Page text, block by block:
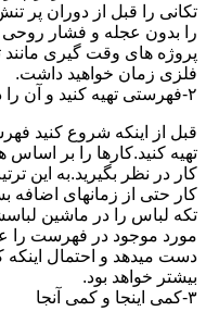
تکانی را قبل از دوران پر
را بدون عجله و فشار روحی
پروژه های وقت گیری مانند
فلزی زمان خواهید داشت.
۲-فهرستی تهیه کنید و آن را دو مرتبه چک کنید
قبل از اینکه شروع کنید
تهیه کنید.کارها را بر اساس
کار در نظر بگیرید.به این
کار حتی از زمانهای اضافه
تکه لباس را در ماشین
مورد موجود در فهرست را
دست میدهد و احتمال اینکه
بیشتر خواهد بود.
۳-کمی اینجا و کمی آنجا